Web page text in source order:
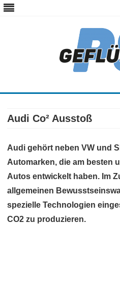
Audi Co² Ausstoß
Audi gehört neben VW und
Automarken, die am besten
Autos entwickelt haben. Im
allgemeinen
spezielle Technologien
CO2 zu produzieren.